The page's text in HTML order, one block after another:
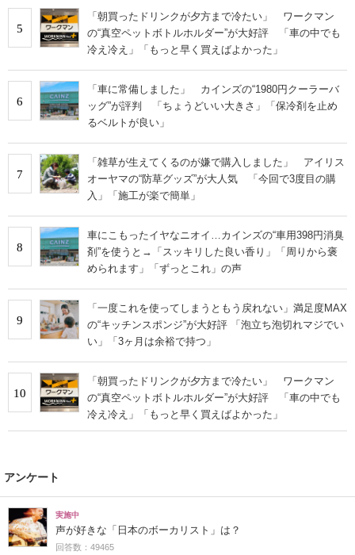
5
「朝買ったドリンクが夕方まで冷たい」 ワークマン
の“真空ペットボトルホルダー”が大好評 「車の中でも
冷え冷え」「もっと早く買えばよかった」
6
「車に常備しました」 カインズの“1980円クーラーバ
ッグ”が評判 「ちょうどいい大きさ」「保冷剤を止め
るベルトが良い」
7
「雑草が生えてくるのが嫌で購入しました」 アイリス
オーヤマの“防草グッズ”が大人気 「今回で3度目の購
入」「施工が楽で簡単」
8
車にこもったイヤなニオイ…カインズの“車用398円消臭
剤”を使うと→「スッキリした良い香り」「周りから褒
められます」「ずっとこれ」の声
9
「一度これを使ってしまうともう戻れない」満足度MAX
の“キッチンスポンジ”が大好評 「泡立ち泡切れマジでい
い」「3ヶ月は余裕で持つ」
10
「朝買ったドリンクが夕方まで冷たい」 ワークマン
の“真空ペットボトルホルダー”が大好評 「車の中でも
冷え冷え」「もっと早く買えばよかった」
アンケート
実施中
声が好きな「日本のボーカリスト」は？
回答数：49465